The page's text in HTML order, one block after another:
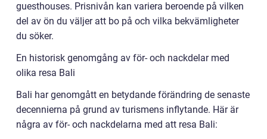
guesthouses. Prisnivån kan variera beroende på vilken
del av ön du väljer att bo på och vilka bekvämligheter
du söker.
En historisk genomgång av för- och nackdelar med
olika resa Bali
Bali har genomgått en betydande förändring de senaste
decennierna på grund av turismens inflytande. Här är
några av för- och nackdelarna med att resa Bali: